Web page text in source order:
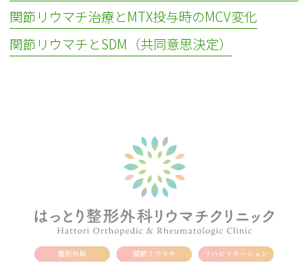
関節リウマチ治療とMTX投与時のMCV変化
関節リウマチとSDM（共同意思決定）